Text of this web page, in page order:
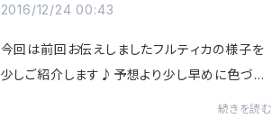
2016/12/24 00:43
今回は前回お伝えしましたフルティカの様子を
少しご紹介します♪予想より少し早めに色づき
続きを読む